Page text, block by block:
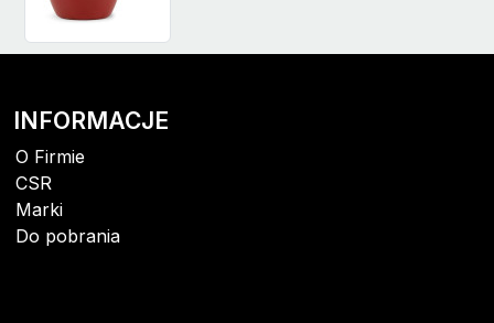
INFORMACJE
O Firmie
CSR
Marki
Do pobrania